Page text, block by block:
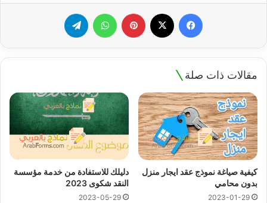
فيسبوك بينتيريست واتساب
مقالات ذات صلة
كيفية صياغة نموذج عقد ايجار منزل
بدون محامي
2023-01-29
دليلك للاستفادة من خدمة مؤسسة
النقد شكوى 2023
2023-05-29